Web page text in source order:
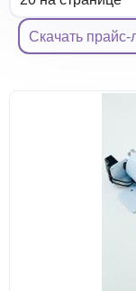
Скачать прайс-